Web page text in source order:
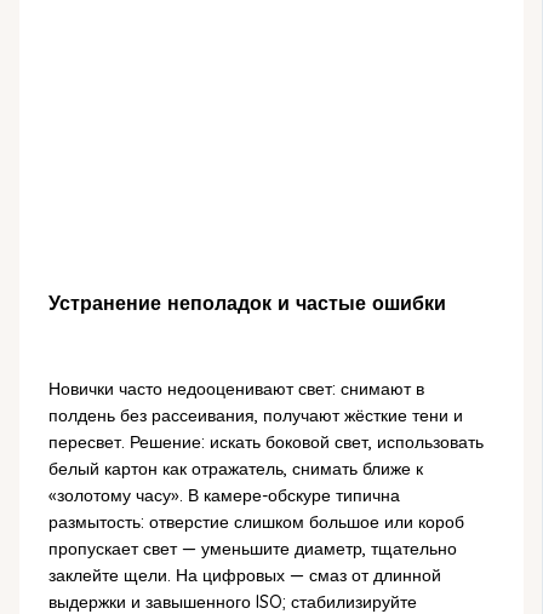
Устранение неполадок и частые ошибки
Новички часто недооценивают свет: снимают в
полдень без рассеивания, получают жёсткие тени и
пересвет. Решение: искать боковой свет, использовать
белый картон как отражатель, снимать ближе к
«золотому часу». В камере-обскуре типична
размытость: отверстие слишком большое или короб
пропускает свет — уменьшите диаметр, тщательно
заклейте щели. На цифровых — смаз от длинной
выдержки и завышенного ISO; стабилизируйте